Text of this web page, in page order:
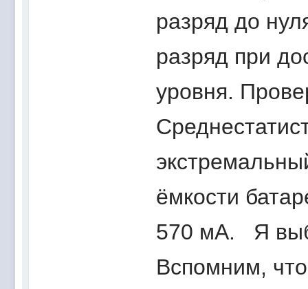
разряд до
разряд при
уровня.
ёмкости
570 мА. Я
Вспомним,